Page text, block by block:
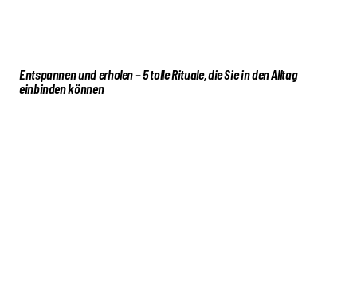
Entspannen und erholen – 5 tolle Rituale, die Sie in den Alltag
einbinden können